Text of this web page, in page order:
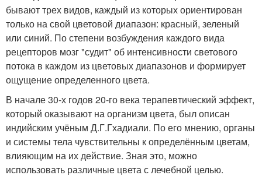
бывают трех видов, каждый из которых ориентирован
только на свой цветовой диапазон: красный, зеленый
или синий. По степени возбуждения каждого вида
рецепторов мозг "судит" об интенсивности светового
потока в каждом из цветовых диапазонов и формирует
ощущение определенного цвета.
В начале 30-х годов 20-го века терапевтический эффект,
который оказывают на организм цвета, был описан
индийским учёным Д.Г.Гхадиали. По его мнению, органы
и системы тела чувствительны к определённым цветам,
влияющим на их действие. Зная это, можно
использовать различные цвета с лечебной целью.